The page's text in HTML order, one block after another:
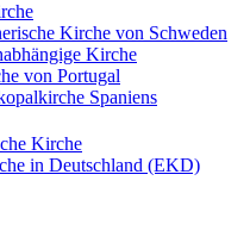
Kirche von Schweden
Kirche
von Portugal
Spaniens
Kirche
in Deutschland (EKD)